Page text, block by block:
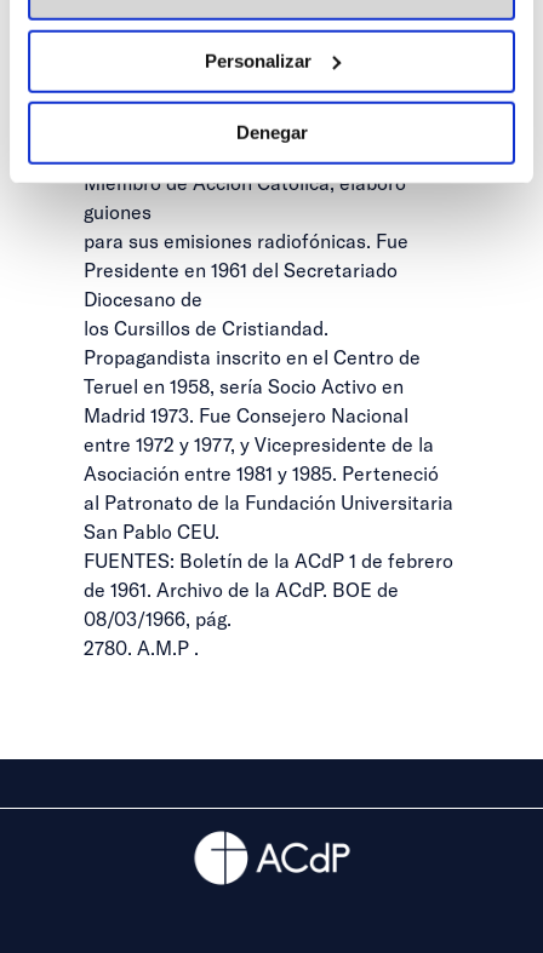
Personalizar
Denegar
Premio Nacional
de Teatro. Su hijo, Juan Alberto Belloch
Julbe, sería ministro socialista de Justicia,
Miembro de Acción Católica, elaboró
guiones
para sus emisiones radiofónicas. Fue
Presidente en 1961 del Secretariado
Diocesano de
los Cursillos de Cristiandad.
Propagandista inscrito en el Centro de
Teruel en 1958, sería Socio Activo en
Madrid 1973. Fue Consejero Nacional
entre 1972 y 1977, y Vicepresidente de la
Asociación entre 1981 y 1985. Perteneció
al Patronato de la Fundación Universitaria
San Pablo CEU.
FUENTES: Boletín de la ACdP 1 de febrero
de 1961. Archivo de la ACdP. BOE de
08/03/1966, pág.
2780. A.M.P .